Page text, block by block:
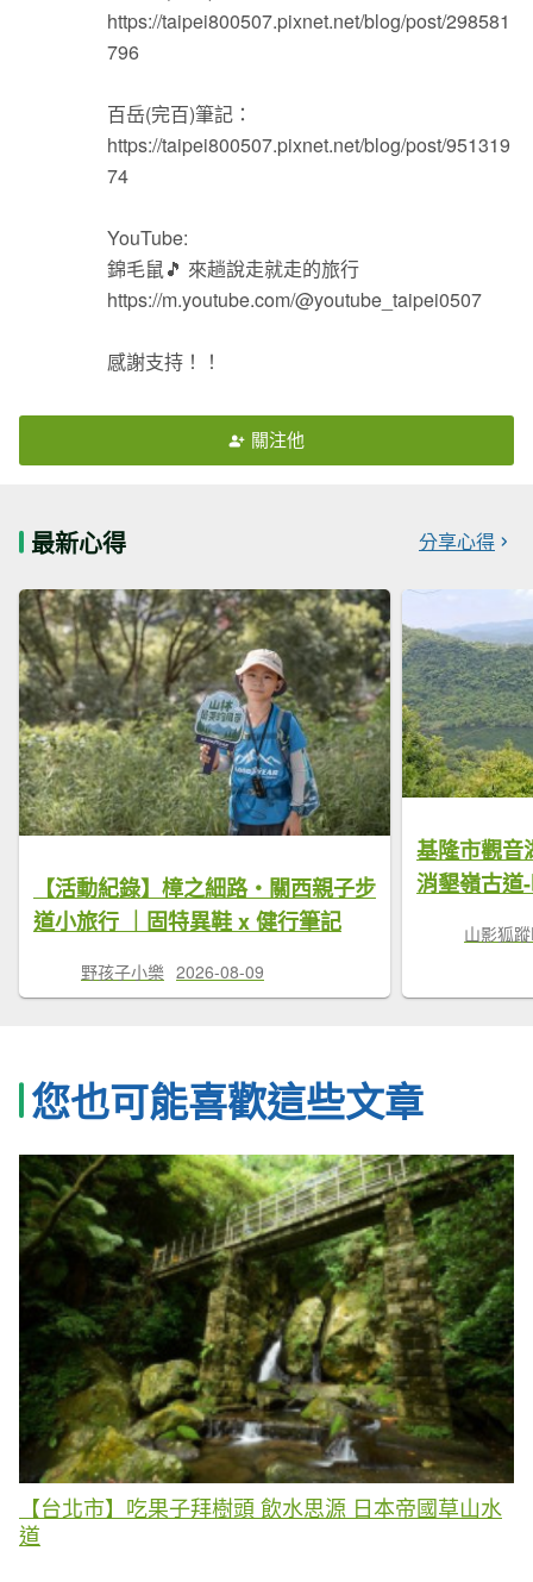
https://taipei800507.pixnet.net/blog/post/298581
796
百岳(完百)筆記：
https://taipei800507.pixnet.net/blog/post/951319
74
YouTube:
錦毛鼠🎵 來趟說走就走的旅行
https://m.youtube.com/@youtube_taipei0507
感謝支持！！
關注他
最新心得 分享心得
【活動紀錄】樟之細路・關西親子步
道小旅行 ｜固特異鞋 x 健行筆記
野孩子小樂 2026-08-09
基隆市觀音
消墾嶺古道
山影狐
您也可能喜歡這些文章
【台北市】吃果子拜樹頭 飲水思源 日本帝國草山水
道